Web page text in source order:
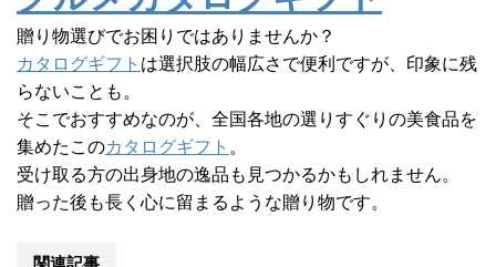
贈り物選びでお困りではありませんか？
カタログギフト は選択肢の幅広さで便利ですが、印象に残
らないことも。
そこでおすすめなのが、全国各地の選りすぐりの美食品を
集めたこのカタログギフト 。
受け取る方の出身地の逸品も見つかるかもしれません。
贈った後も長く心に留まるような贈り物です。